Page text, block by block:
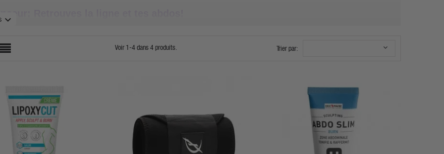
sans cela ils seront rejetés.
expand_more
Voir 1-4 dans 4 produits. Trier par: